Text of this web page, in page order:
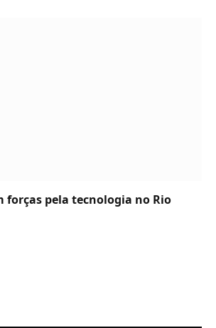
forças pela tecnologia no Rio